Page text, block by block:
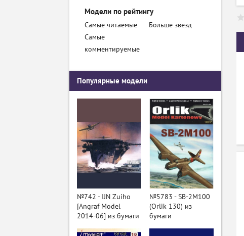
Модели по рейтингу
Самые читаемые
Больше звезд
Самые
комментируемые
Популярные модели
№742 - IJN Zuiho
[Angraf Model
2014-06] из бумаги
№5783 - SB-2M100
(Orlik 130) из
бумаги